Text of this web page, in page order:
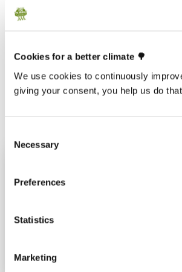
Cookies for a better climate 🌳
We use cookies to continuously
giving your consent, you help us do
Selection
Necessary
Preferences
Statistics
Marketing